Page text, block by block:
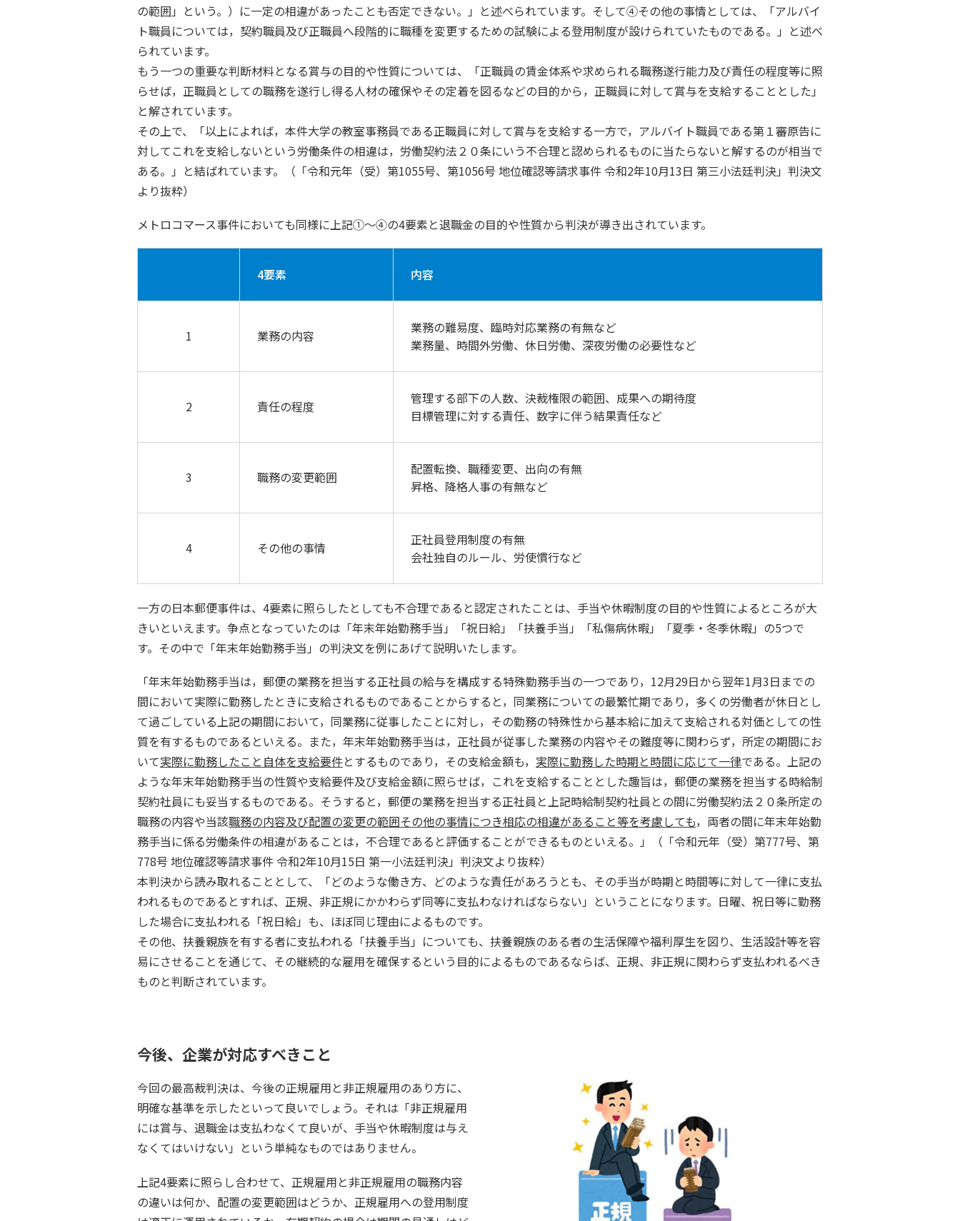
の範囲」という。）に一定の相違があったことも否定できない。」と述べられています。そして④その他の事情としては、「アルバイ
ト職員については，契約職員及び正職員へ段階的に職種を変更するための試験による登用制度が設けられていたものである。」と述べ
られています。
もう一つの重要な判断材料となる賞与の目的や性質については、「正職員の賃金体系や求められる職務遂行能力及び責任の程度等に照
らせば，正職員としての職務を遂行し得る人材の確保やその定着を図るなどの目的から，正職員に対して賞与を支給することとした」
と解されています。
その上で、「以上によれば，本件大学の教室事務員である正職員に対して賞与を支給する一方で，アルバイト職員である第１審原告に
対してこれを支給しないという労働条件の相違は，労働契約法２０条にいう不合理と認められるものに当たらないと解するのが相当で
ある。」と結ばれています。（「令和元年（受）第1055号、第1056号 地位確認等請求事件 令和2年10月13日 第三小法廷判決」判決文
より抜粋）
メトロコマース事件においても同様に上記①～④の4要素と退職金の目的や性質から判決が導き出されています。
4要素 内容
1 業務の内容
業務の難易度、臨時対応業務の有無など
業務量、時間外労働、休日労働、深夜労働の必要性など
2 責任の程度
管理する部下の人数、決裁権限の範囲、成果への期待度
目標管理に対する責任、数字に伴う結果責任など
3 職務の変更範囲
配置転換、職種変更、出向の有無
昇格、降格人事の有無など
4 その他の事情
正社員登用制度の有無
会社独自のルール、労使慣行など
一方の日本郵便事件は、 4要素に照らしたとしても不合理であると認定されたことは、手当や休暇制度の目的や性質によるところが大
きいといえます。争点となっていたのは「年末年始勤務手当」「祝日給」「扶養手当」「私傷病休暇」「夏季・冬季休暇」の5つで
す。その中で「年末年始勤務手当」の判決文を例にあげて説明いたします。
「年末年始勤務手当は，郵便の業務を担当する正社員の給与を構成する特殊勤務手当の一つであり，12月29日から翌年1月3日までの
間において実際に勤務したときに支給されるものであることからすると，同業務についての最繁忙期であり，多くの労働者が休日とし
て過ごしている上記の期間において，同業務に従事したことに対し，その勤務の特殊性から基本給に加えて支給される対価としての性
質を有するものであるといえる。また，年末年始勤務手当は，正社員が従事した業務の内容やその難度等に関わらず，所定の期間にお
いて実際に勤務したこと自体を支給要件とするものであり，その支給金額も， 実際に勤務した時期と時間に応じて一律である。上記の
ような年末年始勤務手当の性質や支給要件及び支給金額に照らせば，これを支給することとした趣旨は，郵便の業務を担当する時給制
契約社員にも妥当するものである。そうすると，郵便の業務を担当する正社員と上記時給制契約社員との間に労働契約法２０条所定の
職務の内容や当該職務の内容及び配置の変更の範囲その他の事情につき相応の相違があること等を考慮しても，両者の間に年末年始勤
務手当に係る労働条件の相違があることは，不合理であると評価することができるものといえる。」（「令和元年（受）第777号、第
778号 地位確認等請求事件 令和2年10月15日 第一小法廷判決」判決文より抜粋）
本判決から読み取れることとして、「どのような働き方、どのような責任があろうとも、その手当が時期と時間等に対して一律に支払
われるものであるとすれば、正規、非正規にかかわらず同等に支払わなければならない」ということになります。日曜、祝日等に勤務
した場合に支払われる「祝日給」も、ほぼ同じ理由によるものです。
その他、扶養親族を有する者に支払われる「扶養手当」についても、扶養親族のある者の生活保障や福利厚生を図り、生活設計等を容
易にさせることを通じて、その継続的な雇用を確保するという目的によるものであるならば、正規、非正規に関わらず支払われるべき
ものと判断されています。
今後、企業が対応すべきこと
今回の最高裁判決は、今後の正規雇用と非正規雇用のあり方に、
明確な基準を示したといって良いでしょう。それは「非正規雇用
には賞与、退職金は支払わなくて良いが、手当や休暇制度は与え
なくてはいけない」という単純なものではありません。
上記4要素に照らし合わせて、正規雇用と非正規雇用の職務内容
の違いは何か、配置の変更範囲はどうか、正規雇用への登用制度